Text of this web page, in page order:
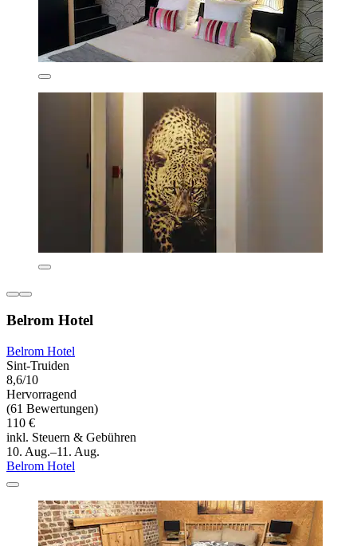
Belrom Hotel
Belrom Hotel
Sint-Truiden
8,6/10
Hervorragend
(61 Bewertungen)
110 €
inkl. Steuern & Gebühren
10. Aug.–11. Aug.
Belrom Hotel